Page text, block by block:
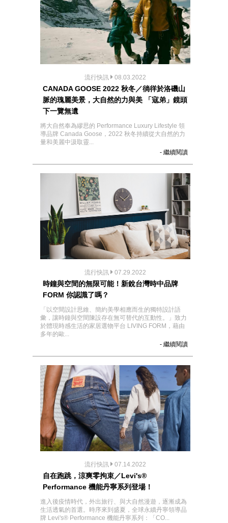
流行快訊 08.03.2022
CANADA GOOSE 2022 秋冬／徜徉於洛磯山
脈的瑰麗美景，大自然的力與美 「寇弟」鏡頭
下一覽無遺
將大自然奉為繆思的 Performance Luxury Lifestyle 領
導品牌 Canada Goose，2022 秋冬持續從大自然的力
量和美麗中汲取靈...
- 繼續閱讀
流行快訊 07.29.2022
時鐘與空間的無限可能！新銳台灣時中品牌
FORM 你認識了嗎？
「以空間設計思維、簡約美學相應而生的獨特設計語
彙，讓時鐘與空間陳設存在無可替代的互動性。」致力
於體現時感生活的家居選物平台 LIVING FORM，藉由
多年的歐...
- 繼續閱讀
流行快訊 07.14.2022
自在跑跳，涼爽零拘束／Levi's®
Performance 機能丹寧系列登場！
進入後疫情時代，外出旅行、與大自然漫遊，逐漸成為
生活透氣的首選。時序來到盛夏，全球永續丹寧領導品
牌 Levi's® Performance 機能丹寧系列：「CO...